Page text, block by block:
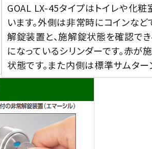
GOAL LX-45タイプはトイレや化粧
います。外側は非常時にコインな
解錠装置と、施解錠状態を確認で
になっているシリンダーです。赤が
状態です。また内側は標準サムター